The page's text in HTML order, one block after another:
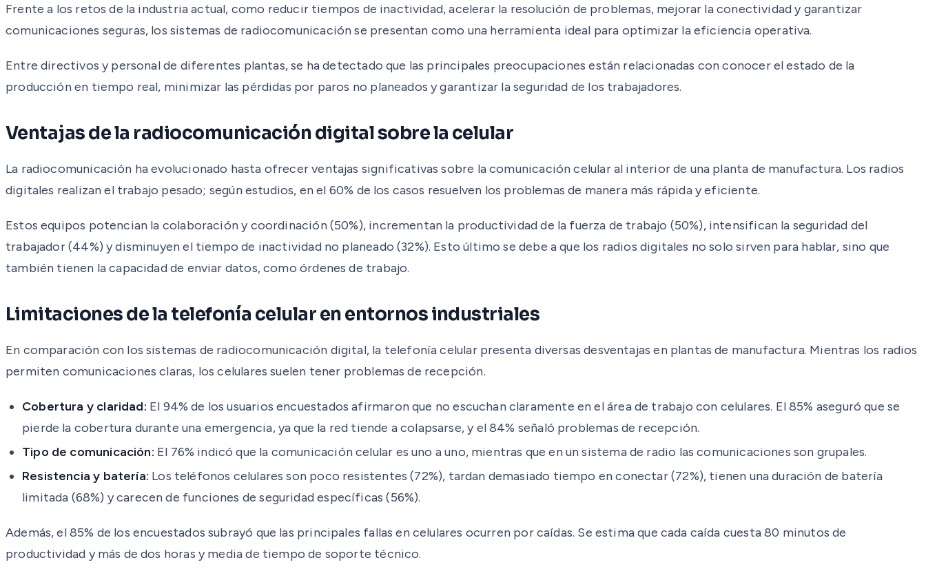
Frente a los retos de la industria actual, como reducir tiempos de inactividad, acelerar la resolución de problemas, mejorar la conectividad y garantizar
comunicaciones seguras, los sistemas de radiocomunicación se presentan como una herramienta ideal para optimizar la eficiencia operativa.
Entre directivos y personal de diferentes plantas, se ha detectado que las principales preocupaciones están relacionadas con conocer el estado de la
producción en tiempo real, minimizar las pérdidas por paros no planeados y garantizar la seguridad de los trabajadores.
Ventajas de la radiocomunicación digital sobre la celular
La radiocomunicación ha evolucionado hasta ofrecer ventajas significativas sobre la comunicación celular al interior de una planta de manufactura. Los radios
digitales realizan el trabajo pesado; según estudios, en el 60% de los casos resuelven los problemas de manera más rápida y eficiente.
Estos equipos potencian la colaboración y coordinación (50%), incrementan la productividad de la fuerza de trabajo (50%), intensifican la seguridad del
trabajador (44%) y disminuyen el tiempo de inactividad no planeado (32%). Esto último se debe a que los radios digitales no solo sirven para hablar, sino que
también tienen la capacidad de enviar datos, como órdenes de trabajo.
Limitaciones de la telefonía celular en entornos industriales
En comparación con los sistemas de radiocomunicación digital, la telefonía celular presenta diversas desventajas en plantas de manufactura. Mientras los radios
permiten comunicaciones claras, los celulares suelen tener problemas de recepción.
Cobertura y claridad: El 94% de los usuarios encuestados afirmaron que no escuchan claramente en el área de trabajo con celulares. El 85% aseguró que se
pierde la cobertura durante una emergencia, ya que la red tiende a colapsarse, y el 84% señaló problemas de recepción.
Tipo de comunicación: El 76% indicó que la comunicación celular es uno a uno, mientras que en un sistema de radio las comunicaciones son grupales.
Resistencia y batería: Los teléfonos celulares son poco resistentes (72%), tardan demasiado tiempo en conectar (72%), tienen una duración de batería
limitada (68%) y carecen de funciones de seguridad específicas (56%).
Además, el 85% de los encuestados subrayó que las principales fallas en celulares ocurren por caídas. Se estima que cada caída cuesta 80 minutos de
productividad y más de dos horas y media de tiempo de soporte técnico.